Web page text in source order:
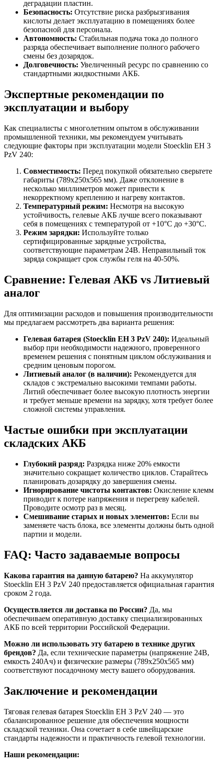
деградации пластин.
Безопасность: Отсутствие риска разбрызгивания
кислоты делает эксплуатацию в помещениях более
безопасной для персонала.
Автономность: Стабильная подача тока до полного
разряда обеспечивает выполнение полного рабочего
смены без дозарядок.
Долговечность: Увеличенный ресурс по сравнению со
стандартными жидкостными АКБ.
Экспертные рекомендации по
эксплуатации и выбору
Как специалисты с многолетним опытом в обслуживании
промышленной техники, мы рекомендуем учитывать
следующие факторы при эксплуатации модели Stoecklin EH 3
PzV 240:
Совместимость: Перед покупкой обязательно сверьтете
габариты (789x250x565 мм). Даже отклонение в
несколько миллиметров может привести к
некорректному креплению и нагреву контактов.
Температурный режим: Несмотря на высокую
устойчивость, гелевые АКБ лучше всего показывают
себя в помещениях с температурой от +10°C до +30°C.
Режим зарядки: Используйте только
сертифицированные зарядные устройства,
соответствующие параметрам 24В. Неправильный ток
заряда сокращает срок службы геля на 40-50%.
Сравнение: Гелевая АКБ vs Литиевый
аналог
Для оптимизации расходов и повышения производительности
мы предлагаем рассмотреть два варианта решения:
Гелевая батарея (Stoecklin EH 3 PzV 240): Идеальный
выбор при необходимости надежного, проверенного
временем решения с понятным циклом обслуживания и
средним ценовым порогом.
Литиевый аналог (в наличии): Рекомендуется для
складов с экстремально высокими темпами работы.
Литий обеспечивает более высокую плотность энергии
и требует меньше времени на зарядку, хотя требует более
сложной системы управления.
Частые ошибки при эксплуатации
складских АКБ
Глубокий разряд: Разрядка ниже 20% емкости
значительно сокращает количество циклов. Старайтесь
планировать дозарядку до завершения смены.
Игнорирование чистоты контактов: Окисление клемм
приводит к потере напряжения и перегреву кабелей.
Проводите осмотр раз в месяц.
Смешивание старых и новых элементов: Если вы
заменяете часть блока, все элементы должны быть одной
партии и модели.
FAQ: Часто задаваемые вопросы
Какова гарантия на данную батарею? На аккумулятор
Stoecklin EH 3 PzV 240 предоставляется официальная гарантия
сроком 2 года.
Осуществляется ли доставка по России? Да, мы
обеспечиваем оперативную доставку специализированных
АКБ по всей территории Российской Федерации.
Можно ли использовать эту батарею в технике других
брендов? Да, если технические параметры (напряжение 24В,
емкость 240Ач) и физические размеры (789x250x565 мм)
соответствуют посадочному месту вашего оборудования.
Заключение и рекомендации
Тяговая гелевая батарея Stoecklin EH 3 PzV 240 — это
сбалансированное решение для обеспечения мощности
складской техники. Она сочетает в себе швейцарские
стандарты надежности и практичность гелевой технологии.
Наши рекомендации: